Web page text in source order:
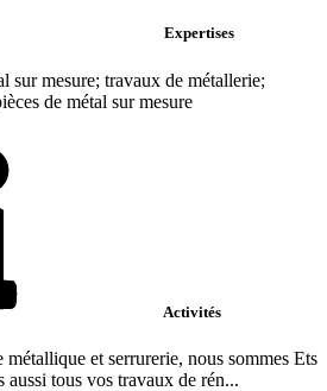
Expertises
sur mesure; travaux de métallerie;
de métal sur mesure
Activités
et serrurerie, nous sommes Ets
tous vos travaux de rén...